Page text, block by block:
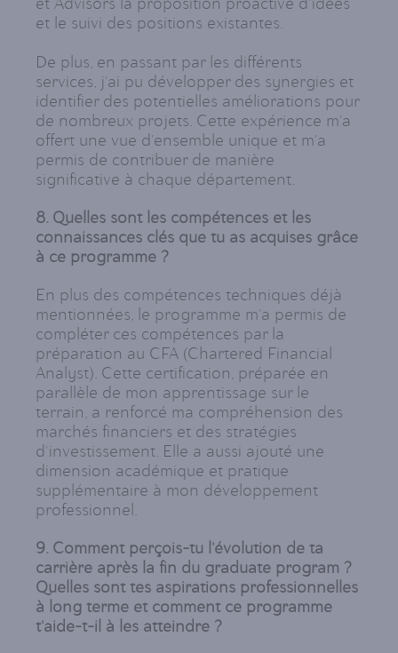
et Advisors la proposition proactive d'idées
et le suivi des positions existantes.
De plus, en passant par les différents
services, j'ai pu développer des synergies et
identifier des potentielles améliorations pour
de nombreux projets. Cette expérience m'a
offert une vue d'ensemble unique et m'a
permis de contribuer de manière
significative à chaque département.
8. Quelles sont les compétences et les
connaissances clés que tu as acquises grâce
à ce programme ?
En plus des compétences techniques déjà
mentionnées, le programme m'a permis de
compléter ces compétences par la
préparation au CFA (Chartered Financial
Analyst). Cette certification, préparée en
parallèle de mon apprentissage sur le
terrain, a renforcé ma compréhension des
marchés financiers et des stratégies
d'investissement. Elle a aussi ajouté une
dimension académique et pratique
supplémentaire à mon développement
professionnel.
9. Comment perçois-tu l'évolution de ta
carrière après la fin du graduate program ?
Quelles sont tes aspirations professionnelles
à long terme et comment ce programme
t'aide-t-il à les atteindre ?